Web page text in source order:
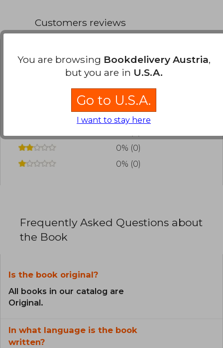
Customers reviews
Have you read this book? Loginto add your
0% (0)
0% (0)
0% (0)
0% (0)
Frequently Asked Questions about
the Book
Is the book original?
All books in our catalog are
Original.
In what language is the book
written?
You are browsing Bookdelivery Austria,
but you are in U.S.A.
Go to U.S.A.
I want to stay here